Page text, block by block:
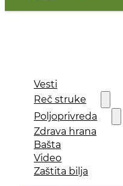
Vesti
Reč struke
Poljoprivreda
Zdrava hrana
Bašta
Video
Zaštita bilja